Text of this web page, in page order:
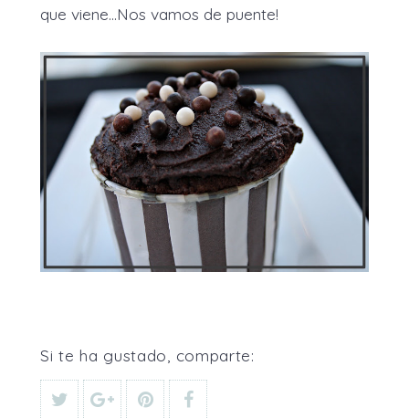
que viene...Nos vamos de puente!
Si te ha gustado, comparte: